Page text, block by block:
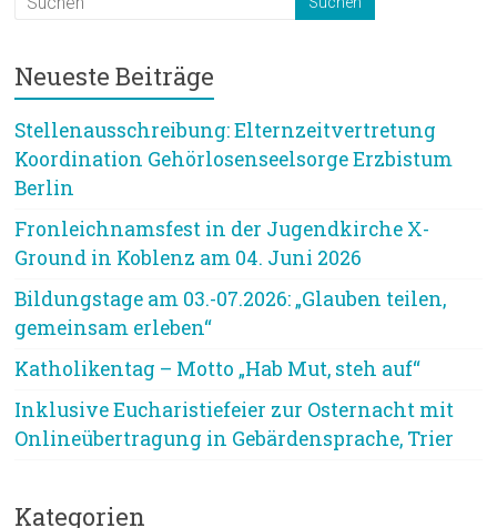
Neueste Beiträge
Stellenausschreibung: Elternzeitvertretung
Koordination Gehörlosenseelsorge Erzbistum
Berlin
Fronleichnamsfest in der Jugendkirche X-
Ground in Koblenz am 04. Juni 2026
Bildungstage am 03.-07.2026: „Glauben teilen,
gemeinsam erleben“
Katholikentag – Motto „Hab Mut, steh auf“
Inklusive Eucharistiefeier zur Osternacht mit
Onlineübertragung in Gebärdensprache, Trier
Kategorien